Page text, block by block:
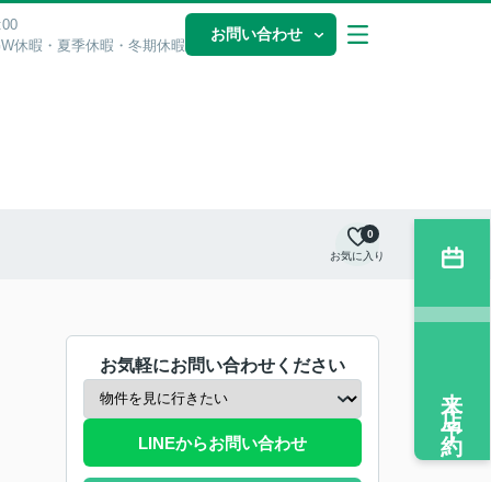
休暇・夏季休暇・冬期休暇
お問い合わせ
お気に入り
0
お気軽にお問い合わせください
LINEからお問い合わせ
来店予約